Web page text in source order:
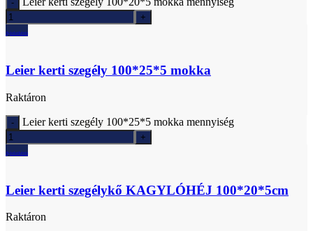
Ajánlatkérés
Leier kerti szegély 100*25*5 mokka
Raktáron
Leier kerti szegély 100*25*5 mokka mennyiség
Ajánlatkérés
Leier kerti szegélykő KAGYLÓHÉJ 100*20*5cm
Raktáron